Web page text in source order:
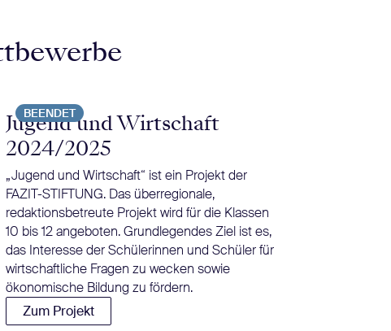
BEENDET
Jugend und Wirtschaft
2024/2025
„Jugend und Wirtschaft“ ist ein Projekt der
FAZIT-STIFTUNG. Das überregionale,
redaktionsbetreute Projekt wird für die Klassen
10 bis 12 angeboten. Grundlegendes Ziel ist es,
das Interesse der Schülerinnen und Schüler für
wirtschaftliche Fragen zu wecken sowie
ökonomische Bildung zu fördern.
Zum Projekt